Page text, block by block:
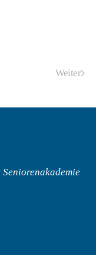
Weiter
Seniorenakademie